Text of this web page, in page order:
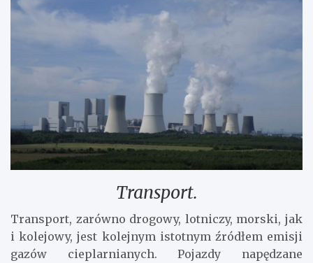
Transport.
Transport, zarówno drogowy, lotniczy, morski, jak
i kolejowy, jest kolejnym istotnym źródłem emisji
gazów cieplarnianych. Pojazdy napędzane